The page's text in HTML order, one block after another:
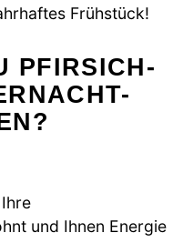
Frühstück!
PFIRSICH-
und Ihnen Energie